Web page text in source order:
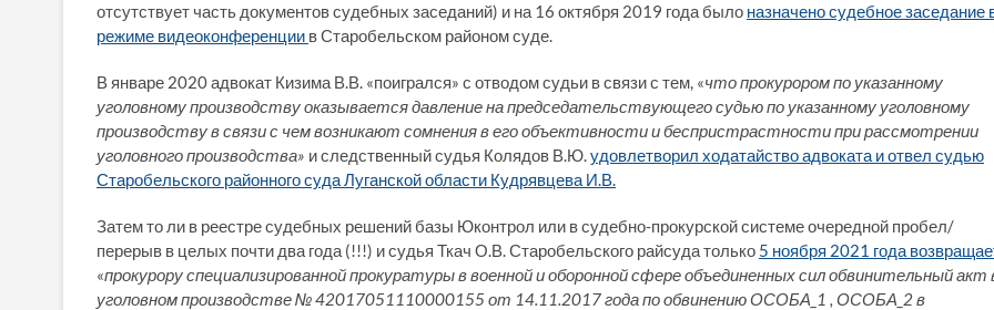
отсутствует часть документов судебных заседаний) и на 16 октября 2019 года было назначено судебное заседание
режиме видеоконференции в Старобельском районом суде.
В январе 2020 адвокат Кизима В.В. «поигрался» с отводом судьи в связи с тем, «что прокурором по указанному
уголовному производству оказывается давление на председательствующего судью по указанному уголовному
производству в связи с чем возникают сомнения в его объективности и беспристрастности при рассмотрении
уголовного производства» и следственный судья Колядов В.Ю.удовлетворил ходатайство адвоката и отвел судью
Старобельского районного суда Луганской области Кудрявцева И.В.
Затем то ли в реестре судебных решений базы Юконтрол или в судебно-прокурской системе очередной пробел/
перерыв в целых почти два года (!!!) и судья Ткач О.В. Старобельского райсуда только 5 ноября 2021 года
«прокурору специализированной прокуратуры в военной и оборонной сфере объединенных сил обвинительный акт
уголовном производстве № 42017051110000155 от 14.11.2017 года по обвинению ОСОБА_1 , ОСОБА_2 в